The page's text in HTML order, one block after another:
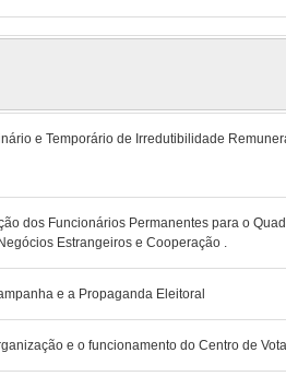
e Temporário de Irredutibilidade
dos Funcionários Permanentes para o
Estrangeiros e Cooperação .
e a Propaganda Eleitoral
e o funcionamento do Centro de